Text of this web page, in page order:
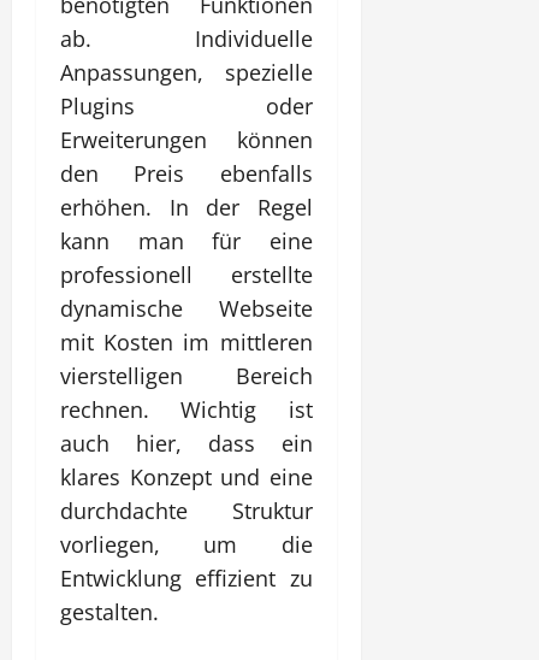
ab. Individuelle
Anpassungen, spezielle
Plugins oder
Erweiterungen können
den Preis ebenfalls
erhöhen. In der Regel
kann man für eine
professionell erstellte
dynamische Webseite
mit Kosten im mittleren
vierstelligen Bereich
rechnen. Wichtig ist
auch hier, dass ein
klares Konzept und eine
durchdachte Struktur
vorliegen, um die
Entwicklung effizient zu
gestalten.